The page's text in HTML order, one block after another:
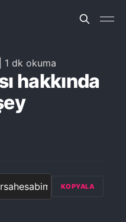
1 dk okuma
hakkında
KOPYALA